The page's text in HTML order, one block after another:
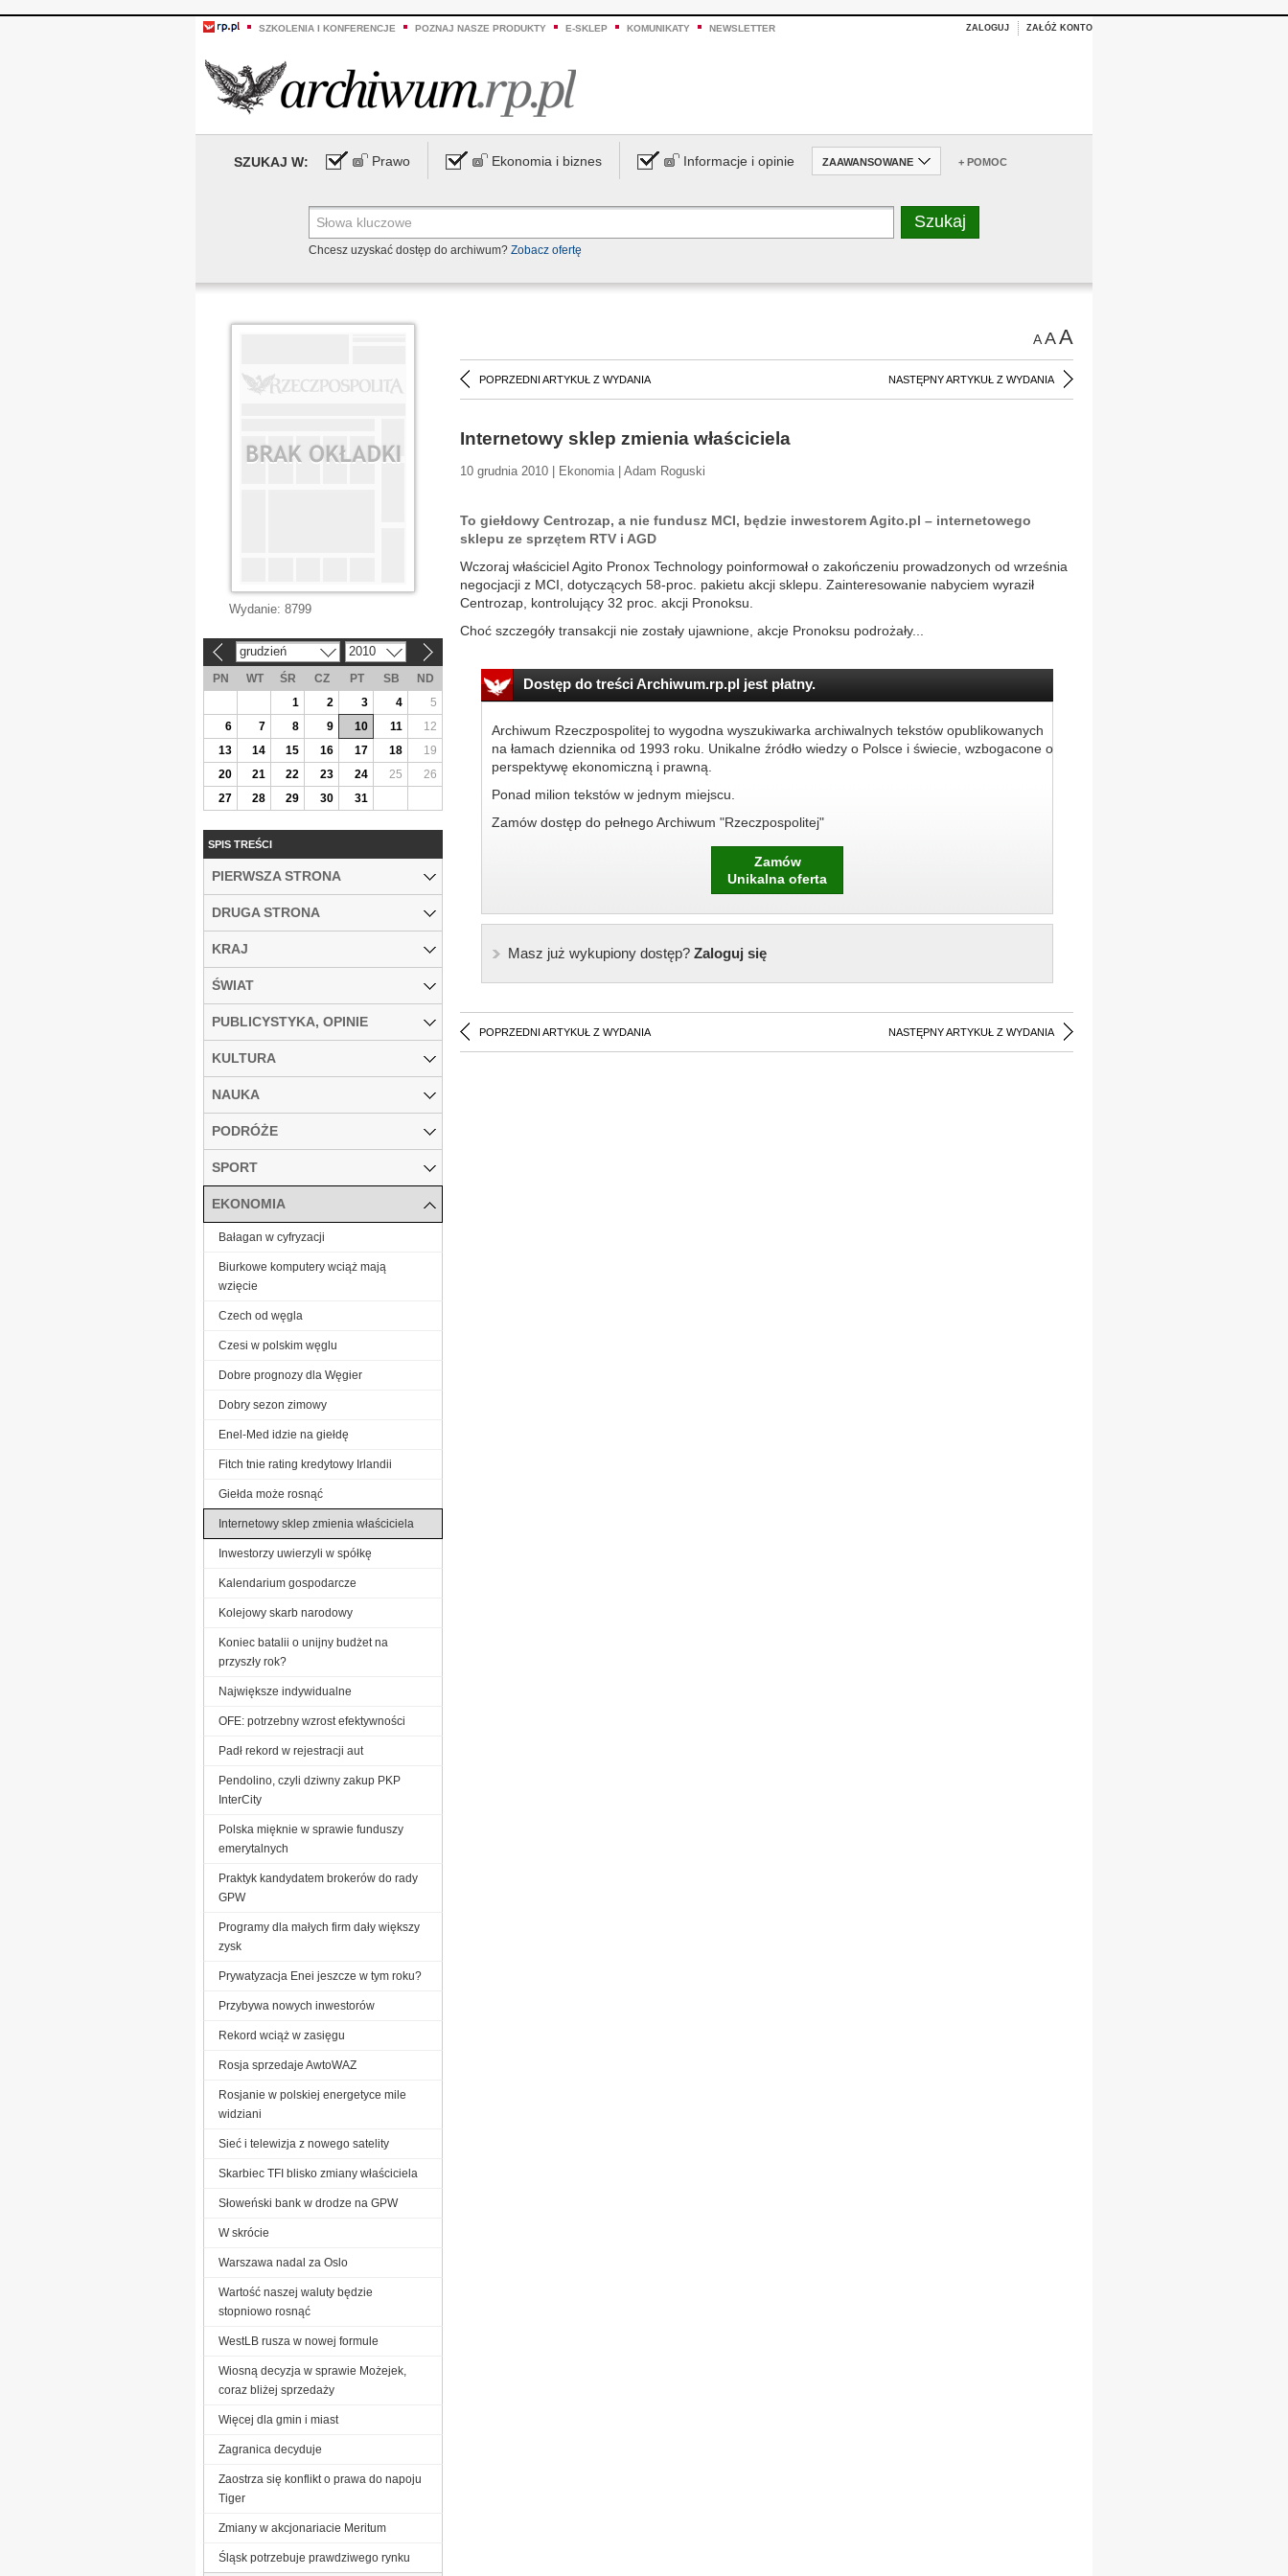
SZKOLENIA I KONFERENCJE POZNAJ NASZE PRODUKTY E-SKLEP KOMUNIKATY NEWSLETTER ZALOGUJ ZAŁÓŻ KONTO
SZUKAJ W: Prawo Ekonomia i biznes Informacje i opinie ZAAWANSOWANE + POMOC
Chcesz uzyskać dostęp do archiwum? Zobacz ofertę
AAA
POPRZEDNI ARTYKUŁ Z WYDANIA NASTĘPNY ARTYKUŁ Z WYDANIA
Internetowy sklep zmienia właściciela
10 grudnia 2010 | Ekonomia | Adam Roguski
To giełdowy Centrozap, a nie fundusz MCI, będzie inwestorem Agito.pl – internetowego
sklepu ze sprzętem RTV i AGD
Wczoraj właściciel Agito Pronox Technology poinformował o zakończeniu prowadzonych od września
negocjacji z MCI, dotyczących 58-proc. pakietu akcji sklepu. Zainteresowanie nabyciem wyraził
Centrozap, kontrolujący 32 proc. akcji Pronoksu.
Choć szczegóły transakcji nie zostały ujawnione, akcje Pronoksu podrożały...
Dostęp do treści Archiwum.rp.pl jest płatny.
Archiwum Rzeczpospolitej to wygodna wyszukiwarka archiwalnych tekstów opublikowanych
na łamach dziennika od 1993 roku. Unikalne źródło wiedzy o Polsce i świecie, wzbogacone o
perspektywę ekonomiczną i prawną.
Ponad milion tekstów w jednym miejscu.
Zamów dostęp do pełnego Archiwum "Rzeczpospolitej"
Zamów
Unikalna oferta
Masz już wykupiony dostęp?Zaloguj się
POPRZEDNI ARTYKUŁ Z WYDANIA NASTĘPNY ARTYKUŁ Z WYDANIA
Wydanie: 8799
grudzień 2010
PN WT ŚR CZ PT SB
ND
1
2 3 4
5
6
7 8 9 10 11
12
13
14 15 16 17 18
19
20
21 22 23 24 25
26
27
28 29 30 31
SPIS TREŚCI
PIERWSZA STRONA
DRUGA STRONA
KRAJ
ŚWIAT
PUBLICYSTYKA, OPINIE
KULTURA
NAUKA
PODRÓŻE
SPORT
EKONOMIA
Bałagan w cyfryzacji
Biurkowe komputery wciąż mają
wzięcie
Czech od węgla
Czesi w polskim węglu
Dobre prognozy dla Węgier
Dobry sezon zimowy
Enel-Med idzie na giełdę
Fitch tnie rating kredytowy Irlandii
Giełda może rosnąć
Internetowy sklep zmienia właściciela
Inwestorzy uwierzyli w spółkę
Kalendarium gospodarcze
Kolejowy skarb narodowy
Koniec batalii o unijny budżet na
przyszły rok?
Największe indywidualne
OFE: potrzebny wzrost efektywności
Padł rekord w rejestracji aut
Pendolino, czyli dziwny zakup PKP
InterCity
Polska mięknie w sprawie funduszy
emerytalnych
Praktyk kandydatem brokerów do rady
GPW
Programy dla małych firm dały większy
zysk
Prywatyzacja Enei jeszcze w tym roku?
Przybywa nowych inwestorów
Rekord wciąż w zasięgu
Rosja sprzedaje AwtoWAZ
Rosjanie w polskiej energetyce mile
widziani
Sieć i telewizja z nowego satelity
Skarbiec TFI blisko zmiany właściciela
Słoweński bank w drodze na GPW
W skrócie
Warszawa nadal za Oslo
Wartość naszej waluty będzie
stopniowo rosnąć
WestLB rusza w nowej formule
Wiosną decyzja w sprawie Możejek,
coraz bliżej sprzedaży
Więcej dla gmin i miast
Zagranica decyduje
Zaostrza się konflikt o prawa do napoju
Tiger
Zmiany w akcjonariacie Meritum
Śląsk potrzebuje prawdziwego rynku